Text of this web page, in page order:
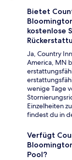
Bietet
kostenlose
Ja, Country
America, MN
wenige Tage
Einzelheiten
findest du in
Verfügt
Pool?